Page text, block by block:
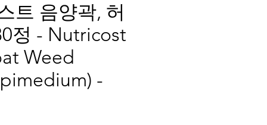
트 음양곽, 허
정 - Nutricost
Weed
-